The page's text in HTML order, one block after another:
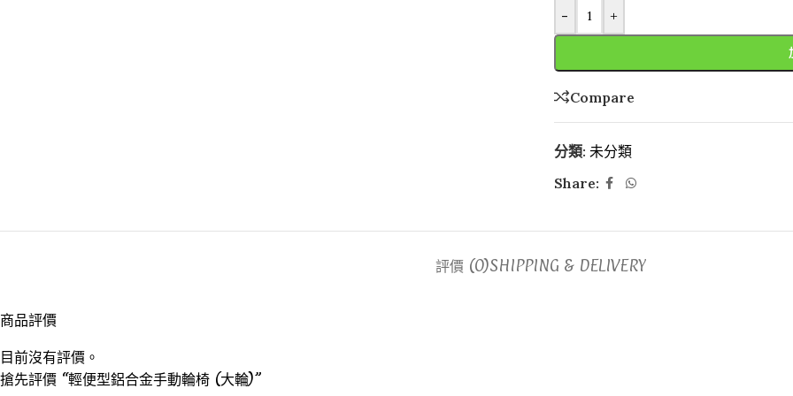
- +
Compare
分類: 未分類
Share:
評價 (0)SHIPPING & DELIVERY
商品評價
目前沒有評價。
搶先評價 “輕便型鋁合金手動輪椅 (大輪)”